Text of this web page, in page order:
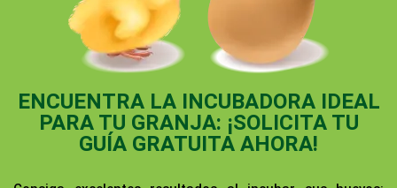
ENCUENTRA LA INCUBADORA IDEAL
PARA TU GRANJA: ¡SOLICITA TU
GUÍA GRATUITA AHORA!